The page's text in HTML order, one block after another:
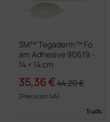
3M™ Tegaderm™ Fo
am Adhesive 90619 -
14 × 14 cm
35,36 €44,20 €
(Precio sin IVA)
5 uds.